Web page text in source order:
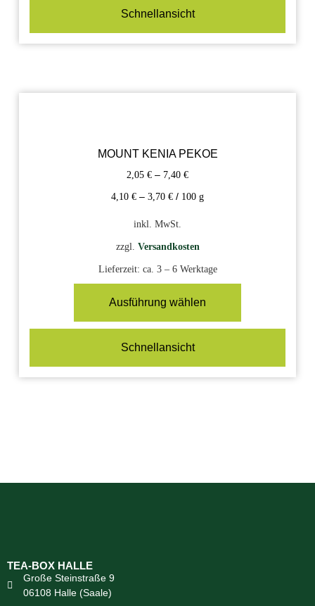
Schnellansicht
MOUNT KENIA PEKOE
2,05 € – 7,40 €
4,10 € – 3,70 € / 100 g
inkl. MwSt.
zzgl. Versandkosten
Lieferzeit: ca. 3 – 6 Werktage
Ausführung wählen
Schnellansicht
TEA-BOX HALLE
Große Steinstraße 9
06108 Halle (Saale)